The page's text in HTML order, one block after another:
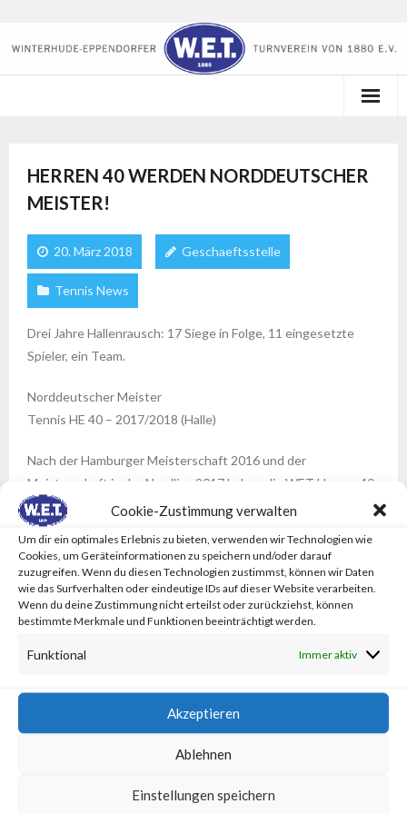
Cookie-Zustimmung verwalten
Um dir ein optimales Erlebnis zu bieten, verwenden wir Technologien wie
Cookies, um Geräteinformationen zu speichern und/oder darauf
zuzugreifen. Wenn du diesen Technologien zustimmst, können wir Daten
wie das Surfverhalten oder eindeutige IDs auf dieser Website verarbeiten.
Wenn du deine Zustimmung nicht erteilst oder zurückziehst, können
bestimmte Merkmale und Funktionen beeinträchtigt werden.
Funktional Immer aktiv
Akzeptieren
Ablehnen
Einstellungen speichern
Der Verein
Sportangebote
HERREN 40 WERDEN NORDDEUTSCHER
MEISTER!
20. März 2018 Geschaeftsstelle
Tennis News
Drei Jahre Hallenrausch: 17 Siege in Folge, 11 eingesetzte
Spieler, ein Team.
Norddeutscher Meister
Tennis HE 40 – 2017/2018 (Halle)
Nach der Hamburger Meisterschaft 2016 und der
Meisterschaft in der Nordliga 2017 haben die WET Herren 40
nun den größtmöglichen Erfolg im Winterhalbjahr erreicht:
NORDDEUTSCHER MEISTER 2018!
Mit fünf Siegen steht das Team des WET uneinholbar an der
Spitze. Dennoch: Kommenden Samstag am 10. März (ab 14
Uhr bei Scala) wollen wir auch gegen den momentanen
Bestbesetzung auf und freuen uns über jeden Zuschauer.
Matthias Bölsen, Marcel Brindöpke
Zum sehr aktiven Team gehören außerdem